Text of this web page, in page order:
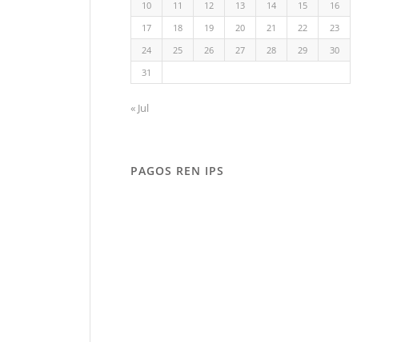
10
11 12 13 14 15
16
17
18 19 20 21 22
23
24
25 26 27 28 29
30
31
« Jul
PAGOS REN IPS